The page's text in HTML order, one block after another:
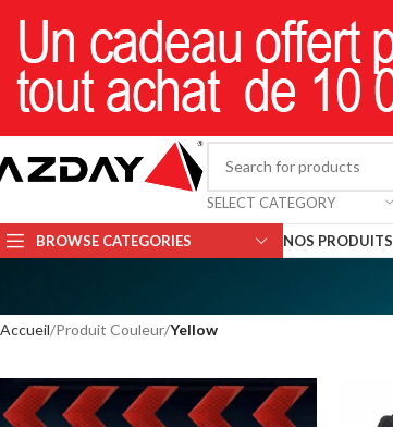
SELECT CATEGORY
BROWSE CATEGORIES NOS PRODUITS
Accueil Produit Couleur Yellow